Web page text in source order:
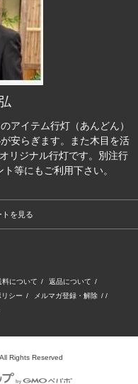
アイテム行灯（あんどん）
安らぎます。また木目を活
リジナル行灯です。別注行
等にもご利用下さい。
トを見る
料について / 返品について /
シー / メルマガ登録・解除 / /
Rights Reserved